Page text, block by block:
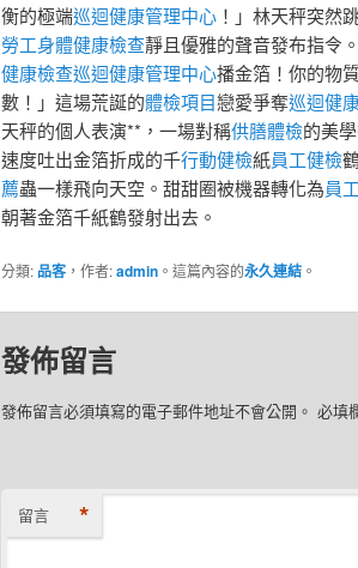
衡的極端巡迴健康管理中心！」林天秤突然
勞工身體健康檢查靜且優雅的聲音發布指令
健康檢查巡迴健康管理中心播金箔！你的物
數！」這場荒誕的體檢項目戀愛爭奪巡迴健
天秤的個人表演**，一場對稱供膳體檢的美
速度吐出金箔折成的千行動健檢紙員工健檢
薦蟲一樣飛向天空。甜甜圈被機器轉化為員
朝著金箔千紙鶴發射出去。
分類: 品客，作者:admin。這篇內容的永久連結。
發佈留言
發佈留言必須填寫的電子郵件地址不會公開。 必填
留言 *